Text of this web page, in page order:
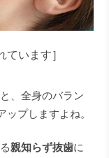
います］
、全身のバラン
プしますよね。
親知らず抜歯に